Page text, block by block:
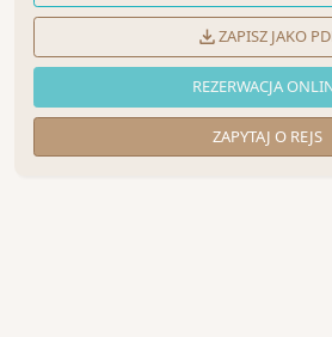
ZAPISZ JAKO
REZERWACJA
ZAPYTAJ O REJS